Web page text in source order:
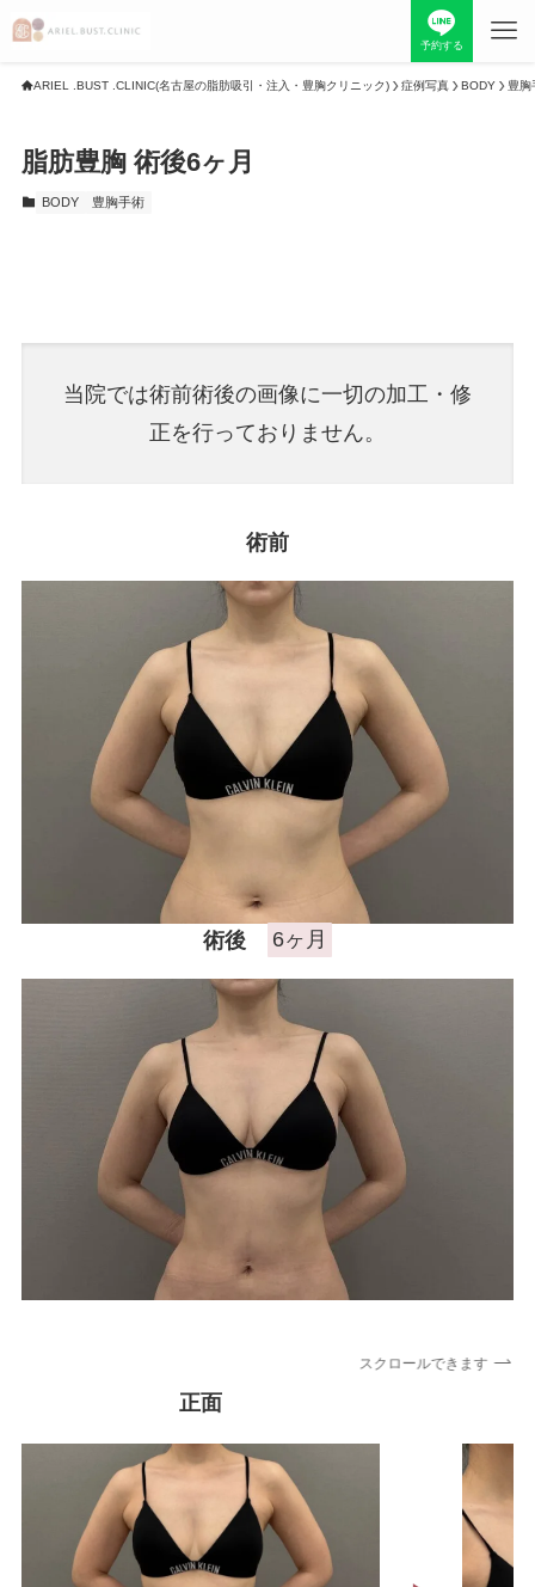
当院について
シリコンバッグ挿入中の乳がん検診ガイド！
エコーやMRIを併用する利点
豊胸したまま人間ドックを受けても大丈夫？
事前申告の重要性と注意点
シリコンのエコー検査で何がわかる？バッグ
の破損や周囲の状態を確認する手順
BIA-ALCL（乳房インプラント関連未分化大
細胞型リンパ腫）のリスクと現状
目元のたるみ
二重術
予約する
ARIEL .BUST .CLINIC(名古屋の脂肪吸引・注入・豊胸クリニック) 症例写真 BODY 豊胸
脂肪豊胸 術後6ヶ月
BODY 豊胸手術
当院では術前術後の画像に一切の加工・修
正を行っておりません。
術前
術後 6ヶ月
スクロールできます
正面